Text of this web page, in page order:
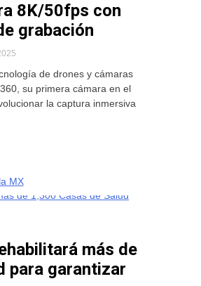
8K/50fps con
grabación
de drones y cámaras
su primera cámara en el
la captura inmersiva
más de
para garantizar